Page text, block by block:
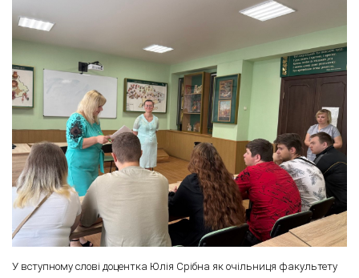
У вступному слові доцентка Юлія Срібна як очільниця факультету